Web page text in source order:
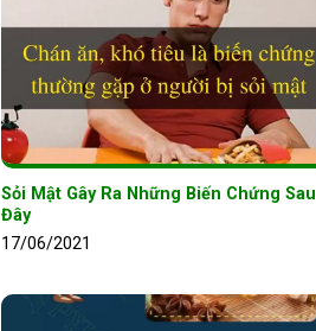
Sỏi Mật Gây Ra Những Biến Chứng Sau
Đây
17/06/2021